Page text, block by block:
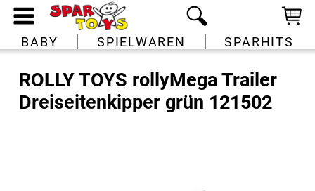
BABY SPIELWAREN SPARHITS
ROLLY TOYS rollyMega Trailer
Dreiseitenkipper grün 121502